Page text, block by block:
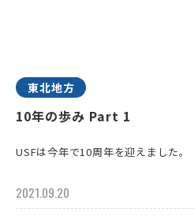
東北地方
10年の歩み Part 1
USFは今年で10周年を迎えました。
2021.09.20